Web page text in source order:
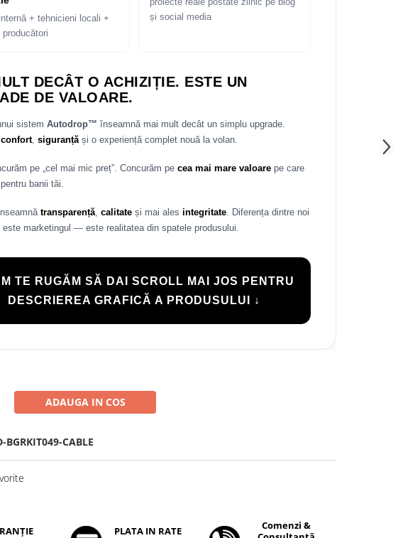
+ tehnicieni locali +
producători
proiecte reale postate zilnic pe blog
și social media
DECÂT O ACHIZIȚIE. ESTE UN
DE VALOARE.
sistem Autodrop™ înseamnă mai mult decât un simplu upgrade.
confort, siguranțăși o experiență complet nouă la volan.
pe „cel mai mic preț”. Concurăm pe cea mai mare valoare pe care
banii tăi.
transparență, calitate și mai ales integritate. Diferența dintre noi
este marketingul — este realitatea din spatele produsului.
TE RUGĂM SĂ DAI SCROLL MAI JOS PENTRU
DESCRIEREA GRAFICĂ A PRODUSULUI ↓
ADAUGA IN COS
BGRKIT049-CABLE
PLATA IN RATE
Comenzi &